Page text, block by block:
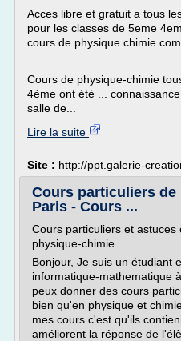
Acces libre et gratuit a tous
pour les classes de 5eme
cours de physique chimie
Cours de physique-chimie
4ème ont été ...
salle de...
Lire la suite
Site : http://ppt.galerie-
Cours particuliers de
Paris - Cours ...
Cours particuliers et
physique-chimie
Bonjour, Je suis un étudiant
informatique-mathematique
peux donner des cours
bien qu'en physique et
mes cours c'est qu'ils
améliorent la réponse de